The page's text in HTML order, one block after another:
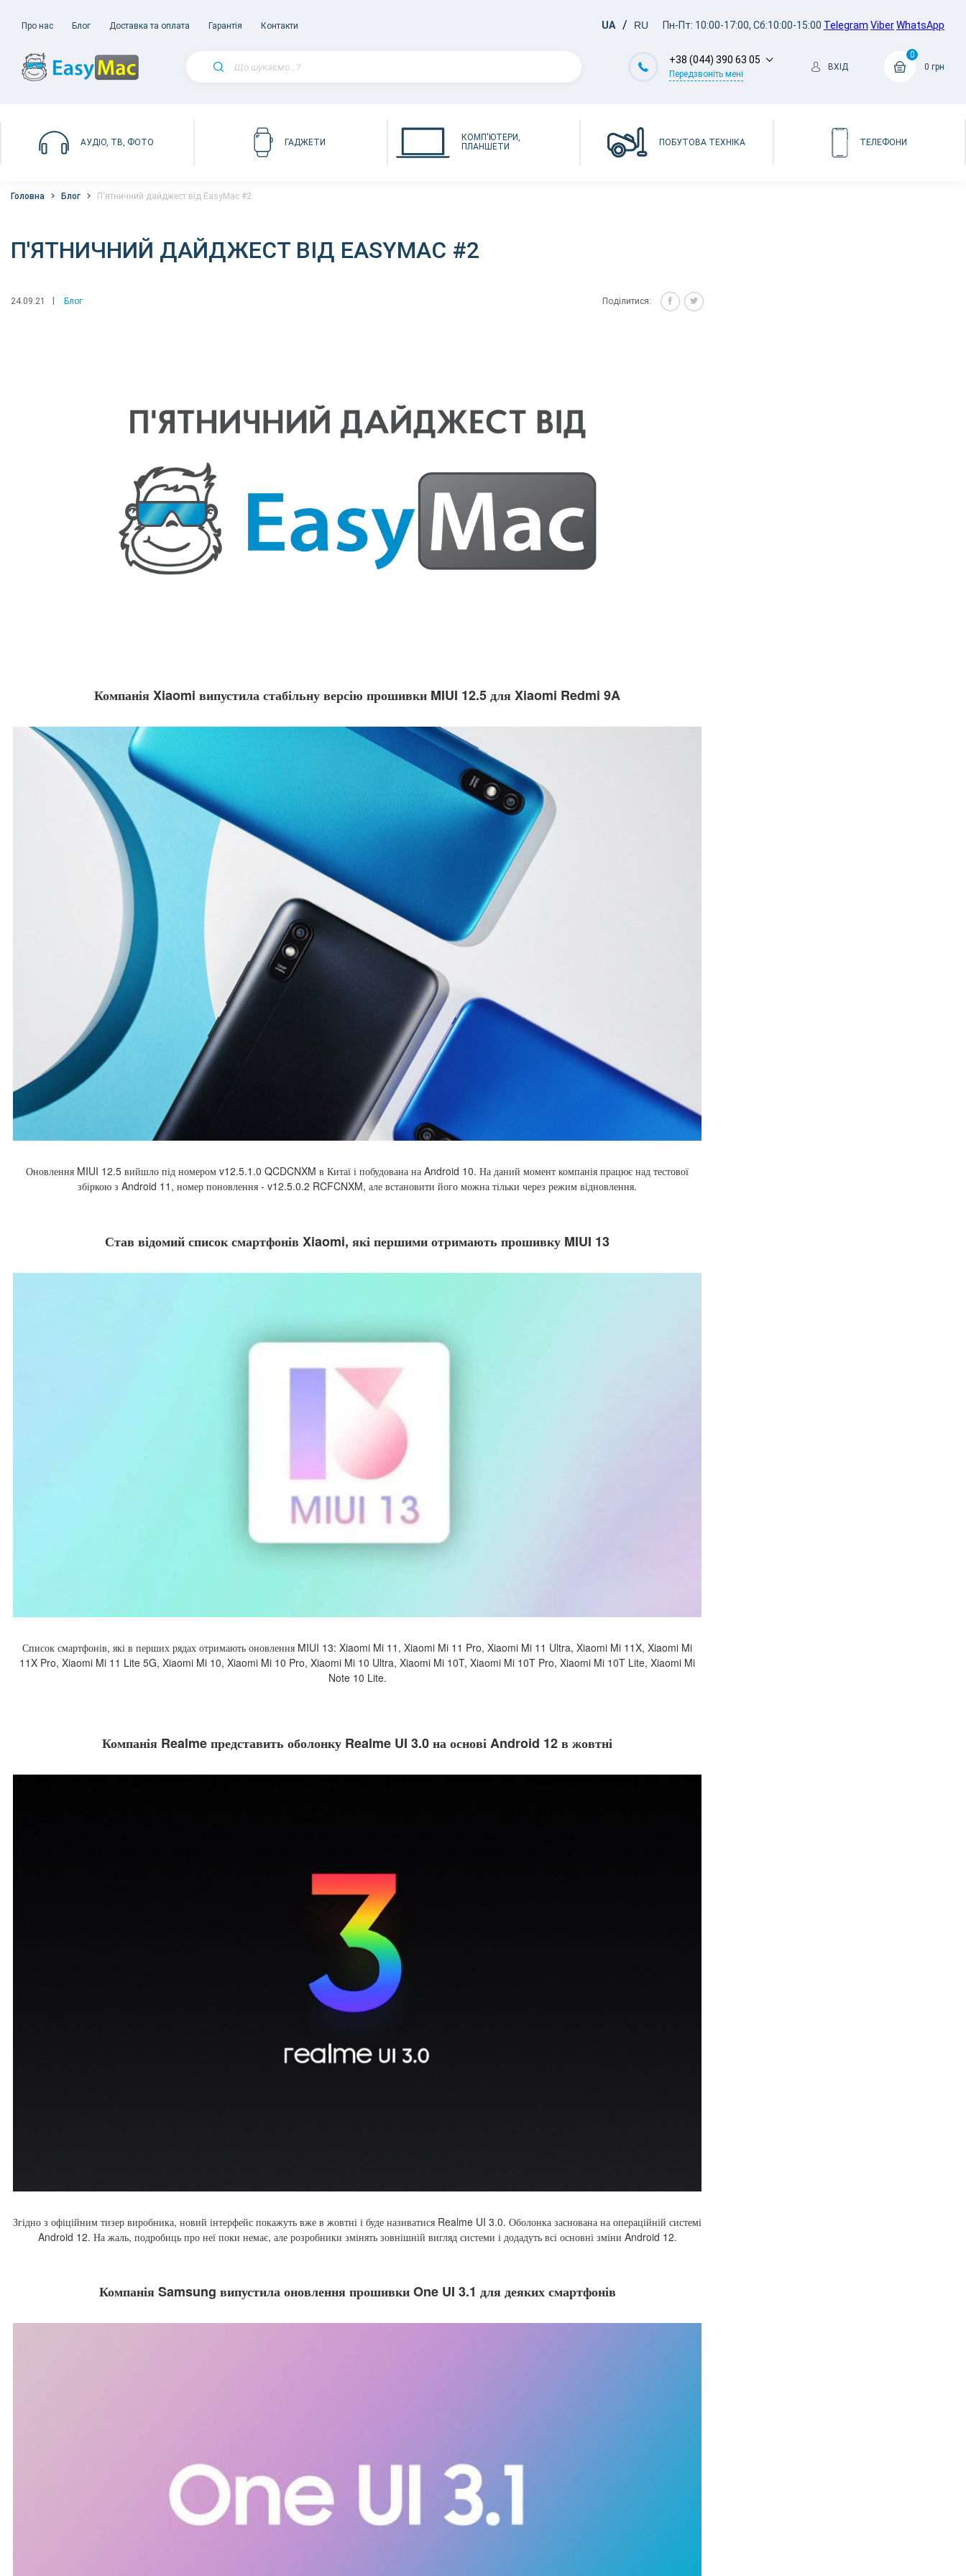
Про нас Блог Доставка та оплата Гарантія Контакти UA RU Пн-Пт: 10:00-17:00, Сб:10:00-15:00 Telegram ViberWhatsApp
+38 (044) 390 63 05
Передзвоніть мені
ВХІД
0
0 грн
АУДІО, ТВ, ФОТО ГАДЖЕТИ
КОМП'ЮТЕРИ,
ПЛАНШЕТИ
ПОБУТОВА ТЕХНІКА ТЕЛЕФОНИ
Головна Блог П'ятничний дайджест від EasyMac #2
П'ЯТНИЧНИЙ ДАЙДЖЕСТ ВІД EASYMAC #2
24.09.21 Блог Поділитися:
Компанія Xiaomi випустила стабільну версію прошивки MIUI 12.5 для Xiaomi Redmi 9A
Оновлення MIUI 12.5 вийшло під номером v12.5.1.0 QCDCNXM в Китаї і побудована на Android 10. На даний момент компанія працює над тестової
збіркою з Android 11, номер поновлення - v12.5.0.2 RCFCNXM, але встановити його можна тільки через режим відновлення.
Став відомий список смартфонів Xiaomi, які першими отримають прошивку MIUI 13
Список смартфонів, які в перших рядах отримають оновлення MIUI 13: Xiaomi Mi 11, Xiaomi Mi 11 Pro, Xiaomi Mi 11 Ultra, Xiaomi Mi 11X, Xiaomi Mi
11X Pro, Xiaomi Mi 11 Lite 5G, Xiaomi Mi 10, Xiaomi Mi 10 Pro, Xiaomi Mi 10 Ultra, Xiaomi Mi 10T, Xiaomi Mi 10T Pro, Xiaomi Mi 10T Lite, Xiaomi Mi
Note 10 Lite.
Компанія Realme представить оболонку Realme UI 3.0 на основі Android 12 в жовтні
Згідно з офіційним тизер виробника, новий інтерфейс покажуть вже в жовтні і буде називатися Realme UI 3.0. Оболонка заснована на операційній системі
Android 12. На жаль, подробиць про неї поки немає, але розробники змінять зовнішній вигляд системи і додадуть всі основні зміни Android 12.
Компанія Samsung випустила оновлення прошивки One UI 3.1 для деяких смартфонів